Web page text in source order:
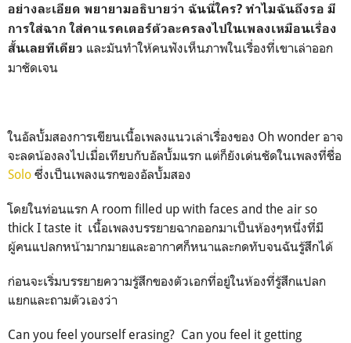
อย่างละเอียด พยายามอธิบายว่า ฉันนี่ใคร? ทำไมฉันถึงรอ มี
การใส่ฉาก ใส่คาแรคเตอร์ตัวละครลงไปในเพลงเหมือนเรื่อง
สั้นเลยทีเดียว และมันทำให้คนฟังเห็นภาพในเรื่องที่เขาเล่าออก
มาชัดเจน
ในอัลบั้มสองการเขียนเนื้อเพลงแนวเล่าเรื่องของ Oh wonder อาจ
จะลดน้องลงไปเมื่อเทียบกับอัลบั้มแรก แต่ก็ยังเด่นชัดในเพลงที่ชื่อ
Solo ซึ่งเป็นเพลงแรกของอัลบั้มสอง
โดยในท่อนแรก A room filled up with faces and the air so
thick I taste it เนื้อเพลงบรรยายฉากออกมาเป็นห้องๆหนึ่งที่มี
ผู้คนแปลกหน้ามากมายและอากาศก็หนาและกดทับจนฉันรู้สึกได้
ก่อนจะเริ่มบรรยายความรู้สึกของตัวเอกที่อยู่ในห้องที่รู้สึกแปลก
แยกและถามตัวเองว่า
Can you feel yourself erasing? Can you feel it getting